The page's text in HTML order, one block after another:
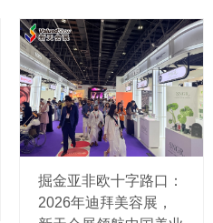
掘金亚非欧十字路口：
2026年迪拜美容展，